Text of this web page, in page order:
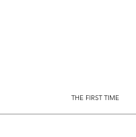
THE FIRST TIME